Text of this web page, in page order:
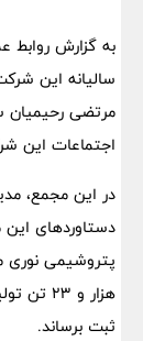
به گزارش
سالیانه این
اجتماعات این
در این مجمع،
هزار و
ثبت برساند.‌